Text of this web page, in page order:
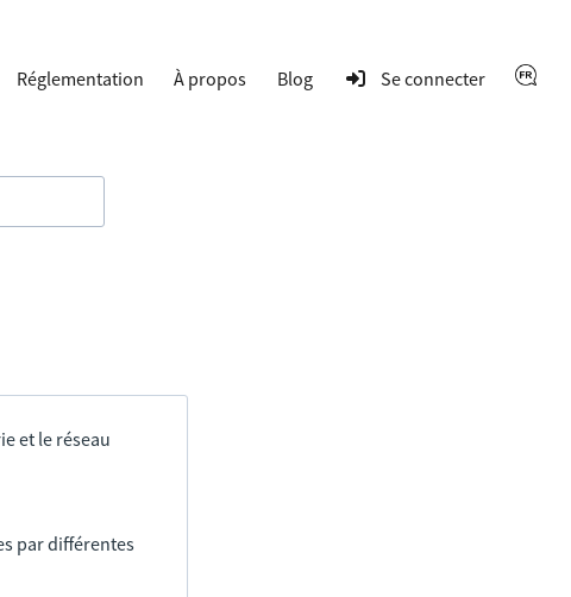
Réglementation À propos Blog Se connecter
et le réseau
par différentes